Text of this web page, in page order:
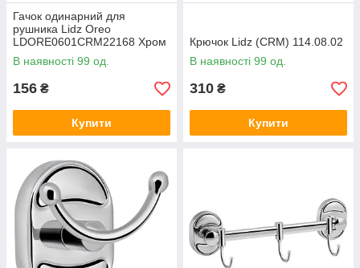
Гачок одинарний для
рушника Lidz Oreo
LDORE0601CRM22168 Хром
В наявності 99 од.
156 ₴
Купити
Крючок Lidz (CRM) 114.08.02
В наявності 99 од.
310 ₴
Купити